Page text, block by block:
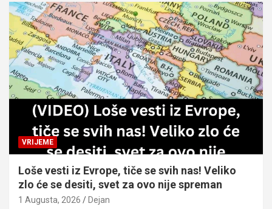
VRIJEME
Loše vesti iz Evrope, tiče se svih nas! Veliko
zlo će se desiti, svet za ovo nije spreman
1 Augusta, 2026 Dejan